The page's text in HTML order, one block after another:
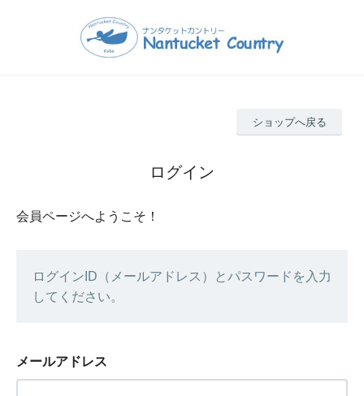
ショップへ戻る
ログイン
会員ページへようこそ！
ログインID（メールアドレス）とパスワードを入力
してください。
メールアドレス